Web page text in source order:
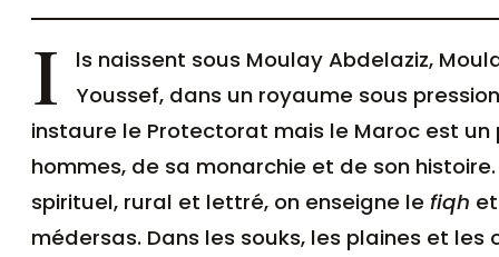
I
ls naissent sous Moulay Abdelaziz,
Youssef, dans un royaume sous
instaure le Protectorat mais le Maroc est un
hommes, de sa monarchie et de son
spirituel, rural et lettré, on enseigne lefiqh
médersas. Dans les souks, les plaines et les